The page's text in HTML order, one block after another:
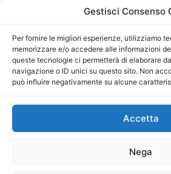
Gestisci Consenso
Per fornire le migliori esperienze, utilizziamo
memorizzare e/o accedere alle informazioni
queste tecnologie ci permetterà di elaborare
navigazione o ID unici su questo sito. Non
può influire negativamente su alcune
Accetta
Nega
Sito gestito daLa Digitale srl–